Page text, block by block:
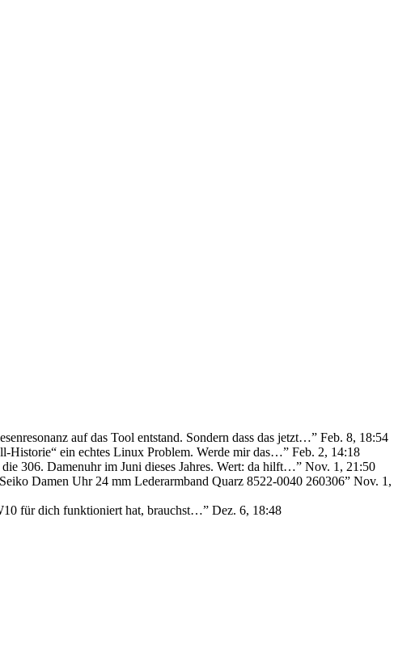
auf das Tool entstand. Sondern dass das jetzt…” Feb. 8, 18:54
Historie“ ein echtes Linux Problem. Werde mir das…” Feb. 2, 14:18
306. Damenuhr im Juni dieses Jahres. Wert: da hilft…” Nov. 1, 21:50
Damen Uhr 24 mm Lederarmband Quarz 8522-0040 260306” Nov. 1,
für dich funktioniert hat, brauchst…” Dez. 6, 18:48